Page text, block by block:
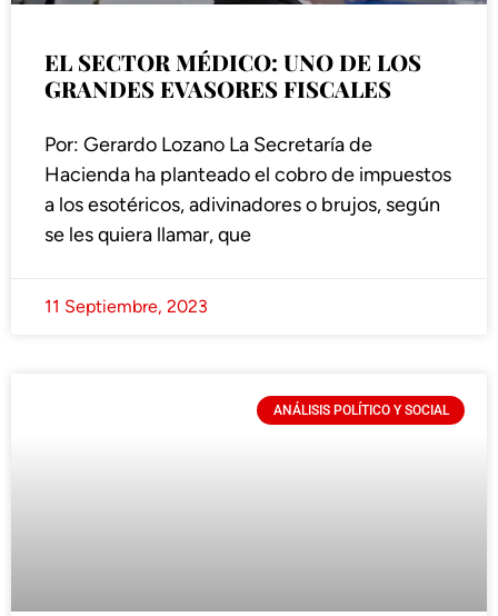
EL SECTOR MÉDICO: UNO DE LOS
GRANDES EVASORES FISCALES
Por: Gerardo Lozano La Secretaría de
Hacienda ha planteado el cobro de impuestos
a los esotéricos, adivinadores o brujos, según
se les quiera llamar, que
11 Septiembre, 2023
ANÁLISIS POLÍTICO Y SOCIAL